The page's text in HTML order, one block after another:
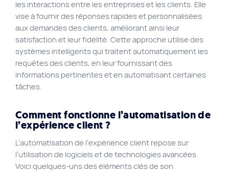
les interactions entre les entreprises et les clients. Elle
vise à fournir des réponses rapides et personnalisées
aux demandes des clients, améliorant ainsi leur
satisfaction et leur fidélité. Cette approche utilise des
systèmes intelligents qui traitent automatiquement les
requêtes des clients, en leur fournissant des
informations pertinentes et en automatisant certaines
tâches.
Comment fonctionne l’automatisation de
l’expérience client ?
L’automatisation de l’expérience client repose sur
l’utilisation de logiciels et de technologies avancées.
Voici quelques-uns des éléments clés de son